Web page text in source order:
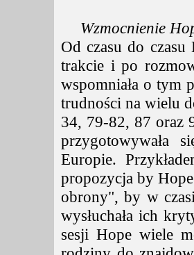
Wzmocnienie
Od czasu do
trakcie i po
wspomniała o tym
trudności na wielu
34, 79-82, 87 oraz
przygotowywała
Europie.
propozycja by Hope
obrony", by w
wysłuchała ich
sesji Hope wiele